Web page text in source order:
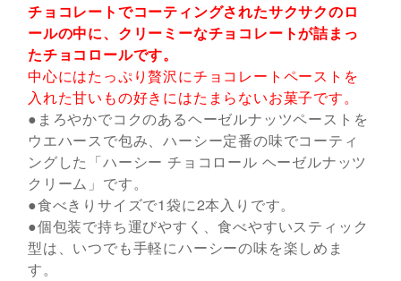
チョコレートでコーティングされたサクサクのロ
ールの中に、クリーミーなチョコレートが詰まっ
たチョコロールです。
中心にはたっぷり贅沢にチョコレートペーストを
入れた甘いもの好きにはたまらないお菓子です。
●まろやかでコクのあるヘーゼルナッツペーストを
ウエハースで包み、ハーシー定番の味でコーティ
ングした「ハーシー チョコロール ヘーゼルナッツ
クリーム」です。
●食べきりサイズで1袋に2本入りです。
●個包装で持ち運びやすく、食べやすいスティック
型は、いつでも手軽にハーシーの味を楽しめま
す。